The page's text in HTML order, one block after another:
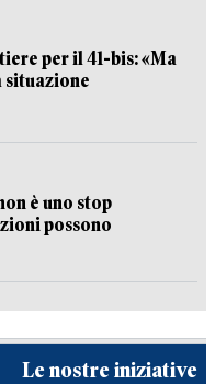
per il 41-bis: «Ma
situazione
è uno stop
possono
Le nostre iniziative